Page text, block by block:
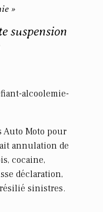
»
suspension
alcoolemie-
Auto Moto pour
annulation de
cocaine,
déclaration,
sinistres.